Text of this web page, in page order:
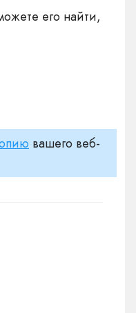
его найти,
вашего веб-